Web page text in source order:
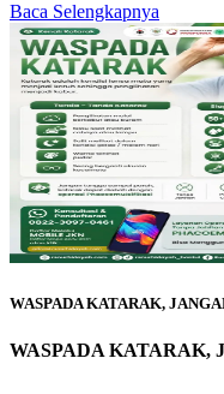
Baca Selengkapnya
WASPADA KATARAK,
WASPADA KATARAK,